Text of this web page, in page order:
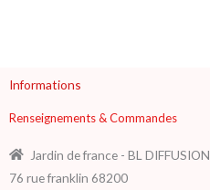
Informations
Renseignements & Commandes
Jardin de france - BL DIFFUSION
76 rue franklin 68200